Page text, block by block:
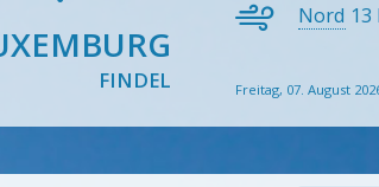
FINDEL
Nord 13
Freitag, 07. August